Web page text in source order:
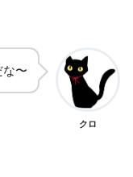
〜
クロ